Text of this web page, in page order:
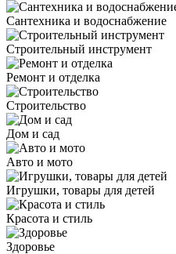
Сантехника и водоснабжение
Строительный инструмент
Ремонт и отделка
Строительство
Дом и сад
Авто и мото
Игрушки, товары для детей
Красота и стиль
Здоровье